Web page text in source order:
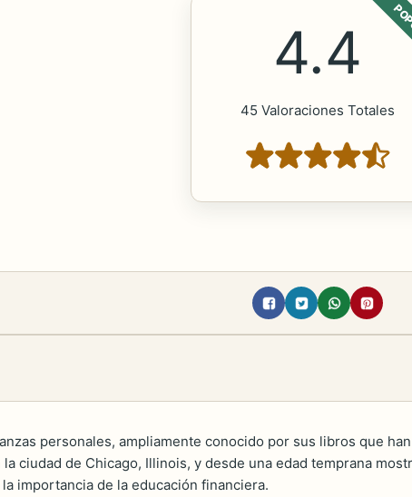
4.4
45 Valoraciones Totales
personales, ampliamente conocido por sus libros que
ciudad de Chicago, Illinois, y desde una edad temprana
importancia de la educación financiera.